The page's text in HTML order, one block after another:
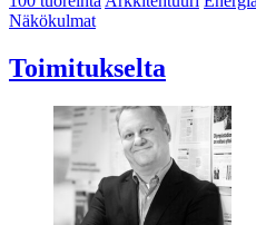
Näkökulmat
Toimitukselta